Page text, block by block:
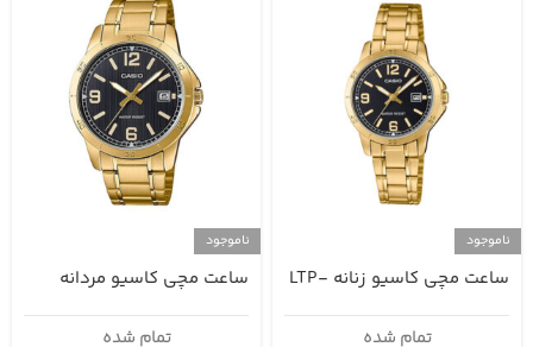
ناموجود
ساعت مچی کاسیو زنانه LTP-
تمام شده
ناموجود
ساعت مچی کاسیو مردانه
تمام شده